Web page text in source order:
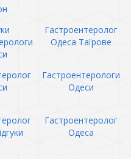
Гастроентеролог
Одеса Таїрове
Гастроентерологи
Одеси
Гастроентеролог
Одеса